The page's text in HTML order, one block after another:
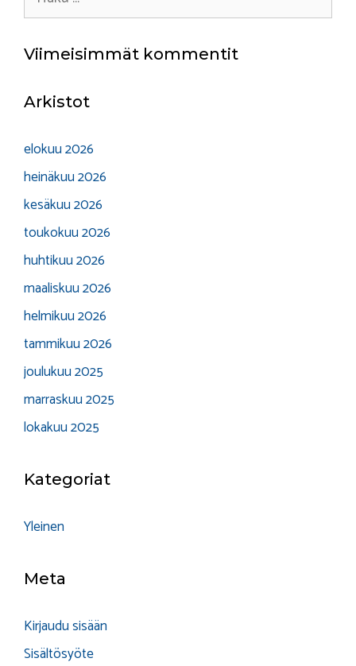
Viimeisimmät kommentit
Arkistot
elokuu 2026
heinäkuu 2026
kesäkuu 2026
toukokuu 2026
huhtikuu 2026
maaliskuu 2026
helmikuu 2026
tammikuu 2026
joulukuu 2025
marraskuu 2025
lokakuu 2025
Kategoriat
Yleinen
Meta
Kirjaudu sisään
Sisältösyöte